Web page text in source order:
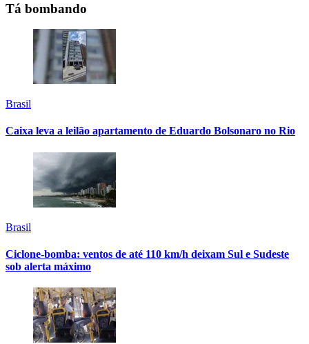
Tá bombando
Brasil
Caixa leva a leilão apartamento de Eduardo Bolsonaro no Rio
Brasil
Ciclone-bomba: ventos de até 110 km/h deixam Sul e Sudeste
sob alerta máximo